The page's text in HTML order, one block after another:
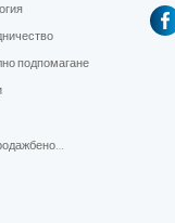
подпомагане